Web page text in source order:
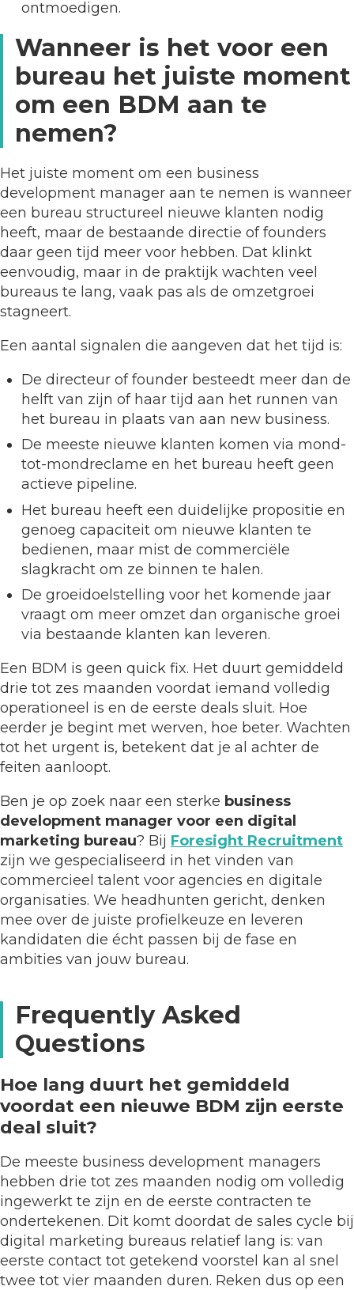
ontmoedigen.
Wanneer is het voor een
bureau het juiste moment
om een BDM aan te
nemen?
Het juiste moment om een business
development manager aan te nemen is wanneer
een bureau structureel nieuwe klanten nodig
heeft, maar de bestaande directie of founders
daar geen tijd meer voor hebben. Dat klinkt
eenvoudig, maar in de praktijk wachten veel
bureaus te lang, vaak pas als de omzetgroei
stagneert.
Een aantal signalen die aangeven dat het tijd is:
De directeur of founder besteedt meer dan de
helft van zijn of haar tijd aan het runnen van
het bureau in plaats van aan new business.
De meeste nieuwe klanten komen via mond-
tot-mondreclame en het bureau heeft geen
actieve pipeline.
Het bureau heeft een duidelijke propositie en
genoeg capaciteit om nieuwe klanten te
bedienen, maar mist de commerciële
slagkracht om ze binnen te halen.
De groeidoelstelling voor het komende jaar
vraagt om meer omzet dan organische groei
via bestaande klanten kan leveren.
Een BDM is geen quick fix. Het duurt gemiddeld
drie tot zes maanden voordat iemand volledig
operationeel is en de eerste deals sluit. Hoe
eerder je begint met werven, hoe beter. Wachten
tot het urgent is, betekent dat je al achter de
feiten aanloopt.
Ben je op zoek naar een sterke business
development manager voor een digital
marketing bureau? Bij Foresight Recruitment
zijn we gespecialiseerd in het vinden van
commercieel talent voor agencies en digitale
organisaties. We headhunten gericht, denken
mee over de juiste profielkeuze en leveren
kandidaten die écht passen bij de fase en
ambities van jouw bureau.
Frequently Asked
Questions
Hoe lang duurt het gemiddeld
voordat een nieuwe BDM zijn eerste
deal sluit?
De meeste business development managers
hebben drie tot zes maanden nodig om volledig
ingewerkt te zijn en de eerste contracten te
ondertekenen. Dit komt doordat de sales cycle bij
digital marketing bureaus relatief lang is: van
eerste contact tot getekend voorstel kan al snel
twee tot vier maanden duren. Reken dus op een